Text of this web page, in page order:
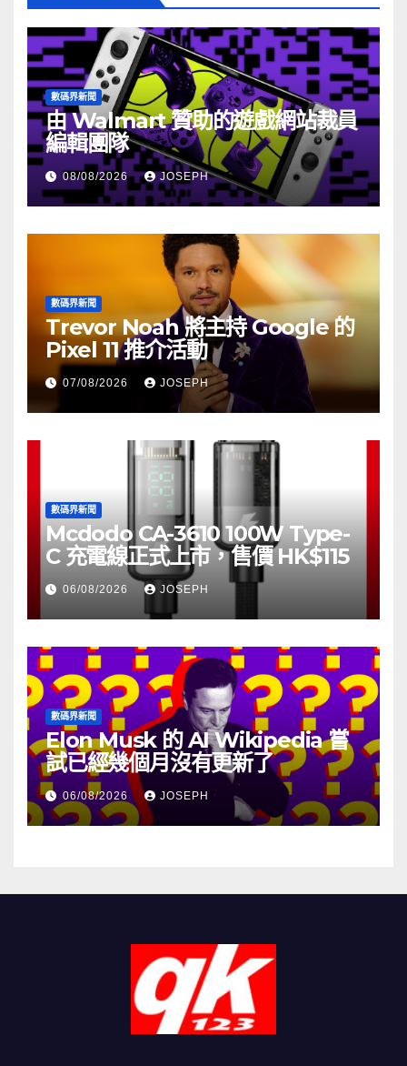
數碼界新聞
由 Walmart 贊助的遊戲網站裁員
編輯團隊
08/08/2026 JOSEPH
數碼界新聞
Trevor Noah 將主持 Google 的
Pixel 11 推介活動
07/08/2026 JOSEPH
數碼界新聞
Mcdodo CA-3610 100W Type-
C 充電線正式上市，售價 HK$115
06/08/2026 JOSEPH
數碼界新聞
Elon Musk 的 AI Wikipedia 嘗
試已經幾個月沒有更新了
06/08/2026 JOSEPH